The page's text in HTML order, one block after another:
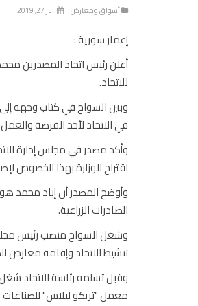
أسواق ومعارض ايار 27, 2019
إعمار سورية :
أعلن رئيس اتحاد المصدرين
للاتحاد.
وبين السواح في كتاب وجهه إلى
في الاتحاد لأخذ الفرصة
وأكد مصدر في مجلس إدارة
اقتراح للوزارة بهذا الخصوص
وأوضح المصدر أن إياد محمد
الصادرات الزراعية.
تنشيط الاتحاد وإقامة معارض
وقبل تسلمه رئاسة الاتحاد
معمل "تريكو ليلاس" للصناعات